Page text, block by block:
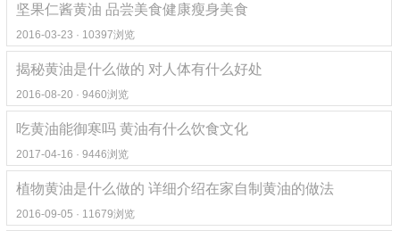
坚果仁酱黄油 品尝美食健康瘦身美食
2016-03-23 · 10397浏览
揭秘黄油是什么做的 对人体有什么好处
2016-08-20 · 9460浏览
吃黄油能御寒吗 黄油有什么饮食文化
2017-04-16 · 9446浏览
植物黄油是什么做的 详细介绍在家自制黄油的做法
2016-09-05 · 11679浏览